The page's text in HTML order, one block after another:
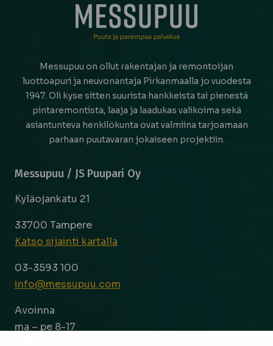
Messupuu on ollut rakentajan ja remontoijan
luottoapuri ja neuvonantaja Pirkanmaalla jo vuodesta
1947. Oli kyse sitten suurista hankkeista tai pienestä
pintaremontista, laaja ja laadukas valikoima sekä
asiantunteva henkilökunta ovat valmiina tarjoamaan
parhaan puutavaran jokaiseen projektiin.
Messupuu / JS Puupari Oy
Kyläojankatu 21
33700 Tampere
Katso sijainti kartalla
03-3593 100
info@messupuu.com
Avoinna
ma – pe 8-17